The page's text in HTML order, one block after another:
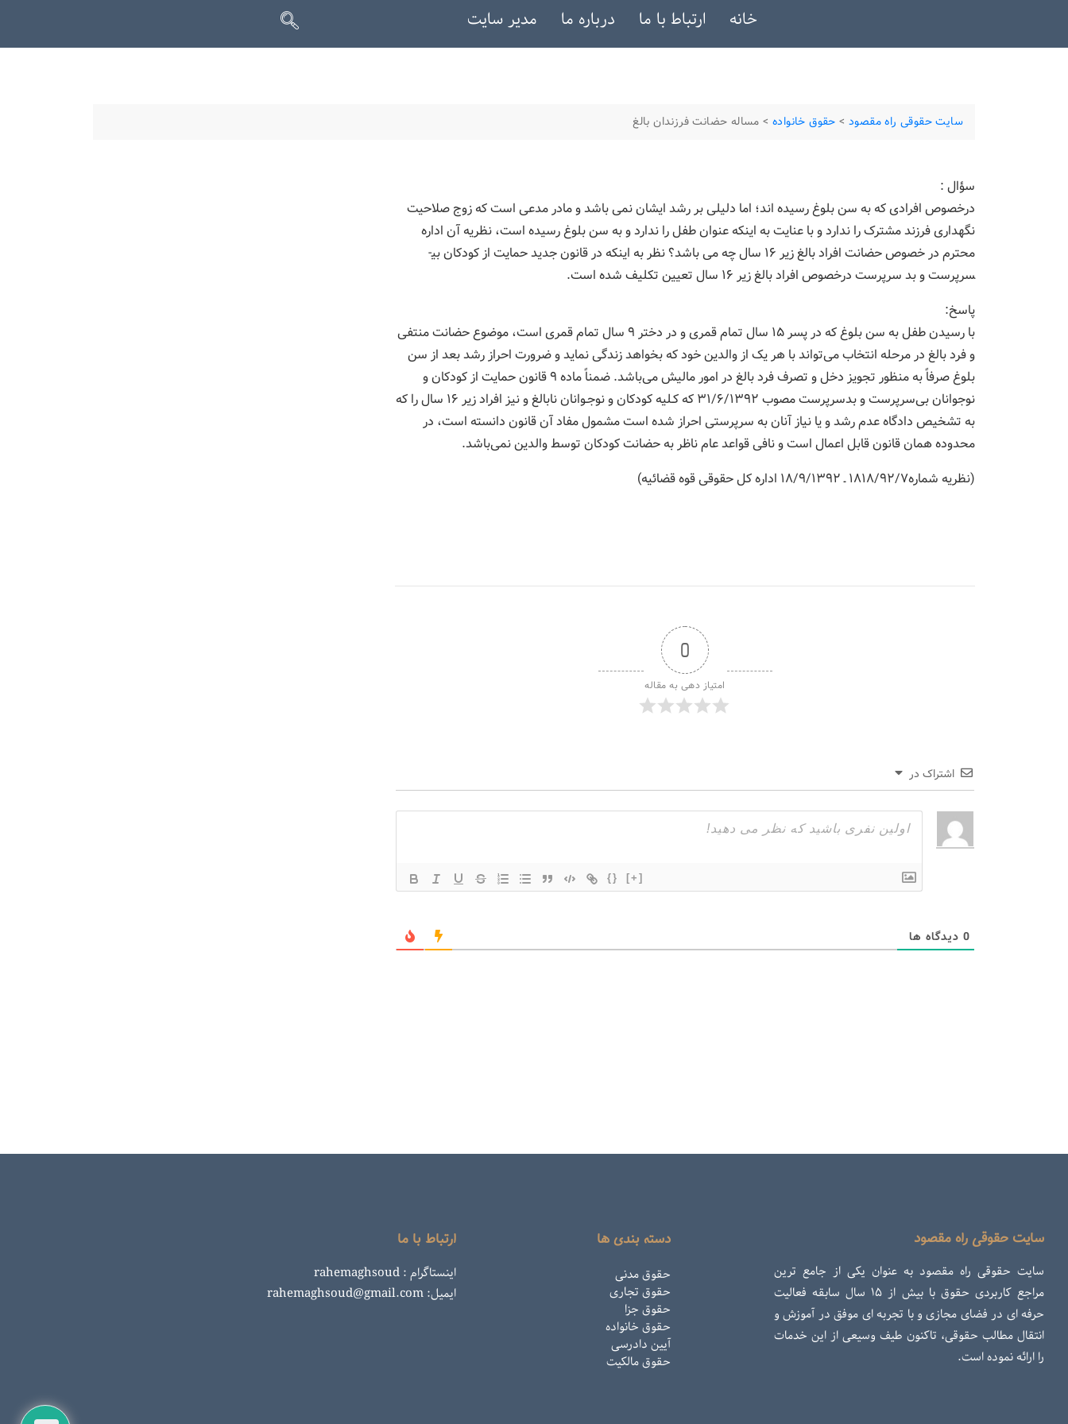
خانه ارتباط با ما درباره ما مدیر سایت
سایت حقوقی راه مقصود > حقوق خانواده > مساله حضانت فرزندان بالغ
سؤال :
درخصوص افرادی که به سن بلوغ رسیده ­اند؛ اما دلیلی بر رشد ایشان نمی باشد و مادر مدعی است که زوج صلاحیت
نگهداری فرزند مشترک را ندارد و با عنایت به اینکه عنوان طفل را ندارد و به سن بلوغ رسیده است، نظریه آن اداره
محترم در خصوص حضانت افراد بالغ زیر ۱۶ سال چه می‌ باشد؟ نظر به اینکه در قانون جدید حمایت از کودکان بی­
سرپرست و بد سرپرست درخصوص افراد بالغ زیر ۱۶ سال تعیین تکلیف شده است.
پاسخ:
با رسیدن طفل به سن بلوغ که در پسر ۱۵ سال تمام قمری و در دختر ۹ سال تمام قمری است، موضوع حضانت منتفی
و فرد بالغ در مرحله انتخاب می‌تواند با هر یک از والدین خود که بخواهد زندگی نماید و ضرورت احراز رشد بعد از سن
بلوغ صرفاً به منظور تجویز دخل و تصرف فرد بالغ در امور مالیش می‌باشد. ضمناً ماده ۹ قانون حمایت از کودکان و
نوجوانان بی‌سرپرست و بدسرپرست مصوب ۳۱/۶/۱۳۹۲ که کـلیه کودکان و نوجـوانان نابالغ و نیز افراد زیر ۱۶ سال را که
به تشخیص دادگاه عدم رشد و یا نیاز آنان به سرپرستی احراز شده است مشمول مفاد آن قانون دانسته است، در
محدوده‌‌ همان قانون قابل اعمال است و نافی قواعد عام ناظر به حضانت کودکان توسط والدین نمی‌باشد.
(نظریه شماره۱۸۱۸/۹۲/۷ ـ ۱۸/۹/۱۳۹۲ اداره کل حقوقی قوه قضائیه)
0
امتیاز دهی به مقاله
اشتراک در
{} [+]
0 دیدگاه ها
سایت حقوقی راه مقصود
سایت حقوقی راه مقصود به عنوان یکی از جامع ترین
مراجع کاربردی حقوق با بیش از ۱۵ سال سابقه فعالیت
حرفه ای در فضای مجازی و با تجربه ای موفق در آموزش و
انتقال مطالب حقوقی، تاکنون طیف وسیعی از این خدمات
را ارائه نموده است.
دسته بندی ها
حقوق مدنی
حقوق تجاری
حقوق جزا
حقوق خانواده
آیین دادرسی
حقوق مالکیت
ارتباط با ما
اینستاگرام : rahemaghsoud
ایمیل: rahemaghsoud@gmail.com